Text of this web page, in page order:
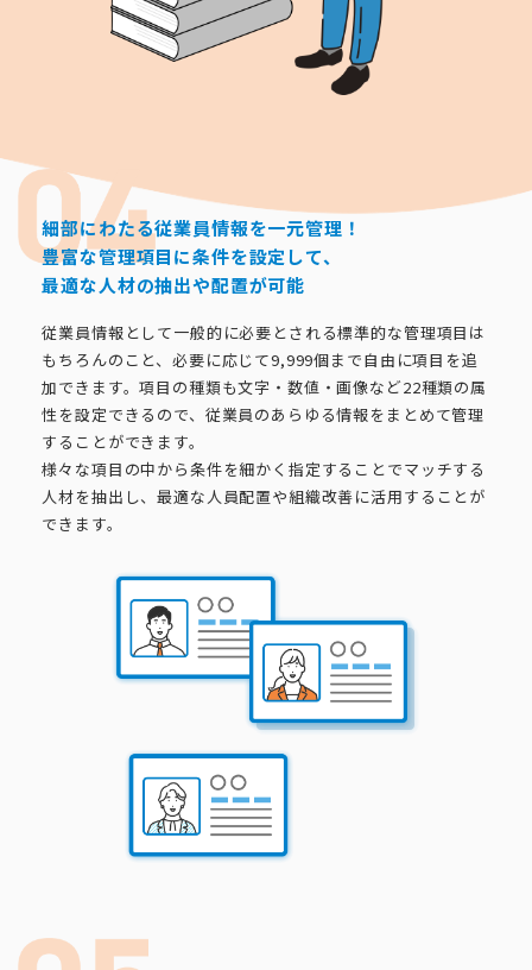
細部にわたる従業員情報を一元管理！
豊富な管理項目に条件を設定して、
最適な人材の抽出や配置が可能
従業員情報として一般的に必要とされる標準的な管理項目は
もちろんのこと、必要に応じて9,999個まで自由に項目を追
加できます。項目の種類も文字・数値・画像など22種類の属
性を設定できるので、従業員のあらゆる情報をまとめて管理
することができます。
様々な項目の中から条件を細かく指定することでマッチする
人材を抽出し、最適な人員配置や組織改善に活用することが
できます。